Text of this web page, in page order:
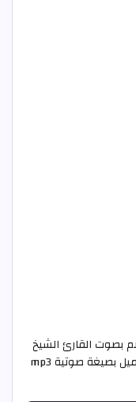
بصوت القارئ الشيخ
علي جابر استماع أون لاين مع إمكانية التحميل بصيغة صوتية mp3